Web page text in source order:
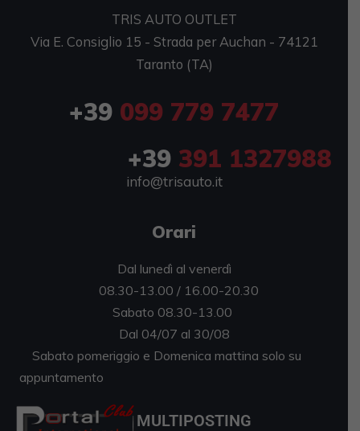
TRIS AUTO OUTLET
Via E. Consiglio 15 - Strada per Auchan - 74121
Taranto (TA)
+39 099 779 7477
+39 391 1327988
info@trisauto.it
Orari
Dal lunedì al venerdì
08.30-13.00 / 16.00-20.30
Sabato 08.30-13.00
Dal 04/07 al 30/08
Sabato pomeriggio e Domenica mattina solo su
appuntamento
MULTIPOSTING